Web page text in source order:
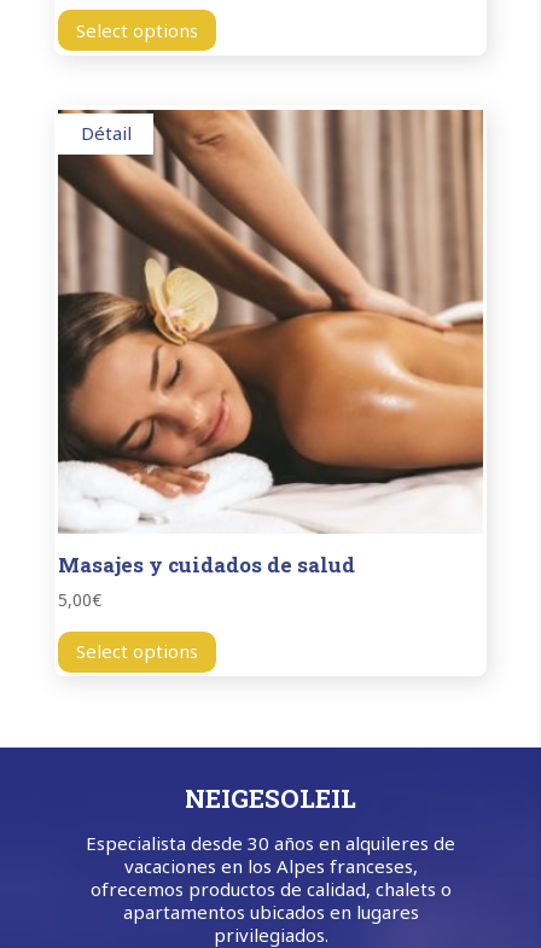
Select options
Masajes y cuidados de salud
5,00€
Détail
Select options
NEIGESOLEIL
Especialista desde 30 años en alquileres de
vacaciones en los Alpes franceses,
ofrecemos productos de calidad, chalets o
apartamentos ubicados en lugares
privilegiados.